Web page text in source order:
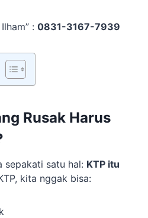
: 0831-3167-7939
Rusak Harus
sepakati satu hal: KTP itu
kita nggak bisa: